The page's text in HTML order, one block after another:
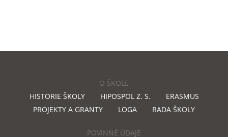
O ŠKOLE
HISTORIE ŠKOLY
HIPOSPOL Z. S.
ERASMUS
PROJEKTY A GRANTY
LOGA RADA ŠKOLY
POVINNÉ ÚDAJE